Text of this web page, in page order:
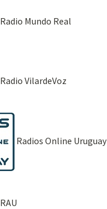
Radio Mundo Real
Radio VilardeVoz
Radios Online Uruguay
RAU